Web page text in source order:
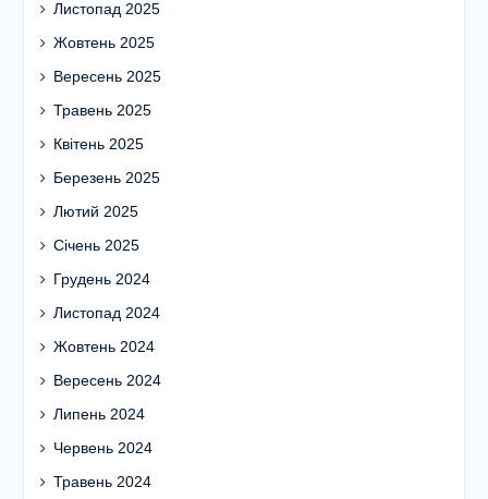
Листопад 2025
Жовтень 2025
Вересень 2025
Травень 2025
Квітень 2025
Березень 2025
Лютий 2025
Січень 2025
Грудень 2024
Листопад 2024
Жовтень 2024
Вересень 2024
Липень 2024
Червень 2024
Травень 2024